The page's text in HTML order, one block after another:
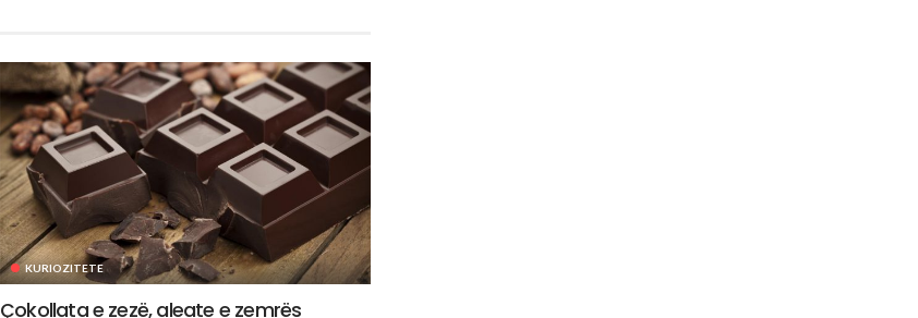
KURIOZITETE
Çokollata e zezë, aleate e zemrës